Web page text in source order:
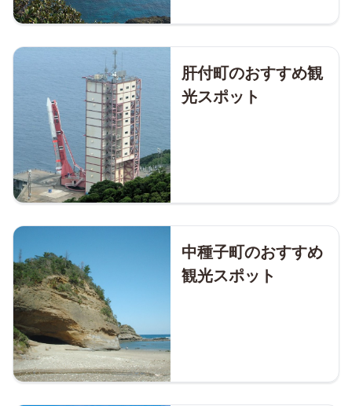
肝付町のおすすめ観
光スポット
中種子町のおすすめ
観光スポット